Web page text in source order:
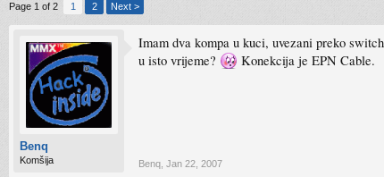
Page 1 of 2 1 2 Next >
Benq
Komšija
Imam dva kompa u kuci, uvezani preko
u isto vrijeme?
Konekcija je EPN Cable.
Benq Jan 22, 2007